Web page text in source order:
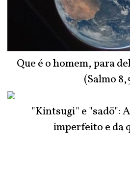
Que é o homem, para
(Salmo
"Kintsugi" e "sadō":
imperfeito e da